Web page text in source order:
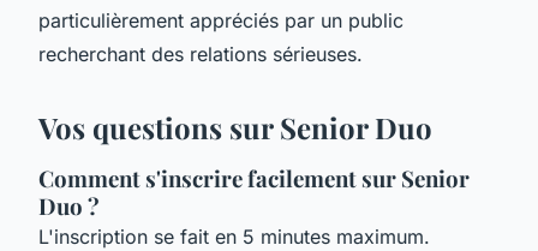
particulièrement appréciés par un public
recherchant des relations sérieuses.
Vos questions sur Senior Duo
Comment s'inscrire facilement sur Senior
Duo ?
L'inscription se fait en 5 minutes maximum.